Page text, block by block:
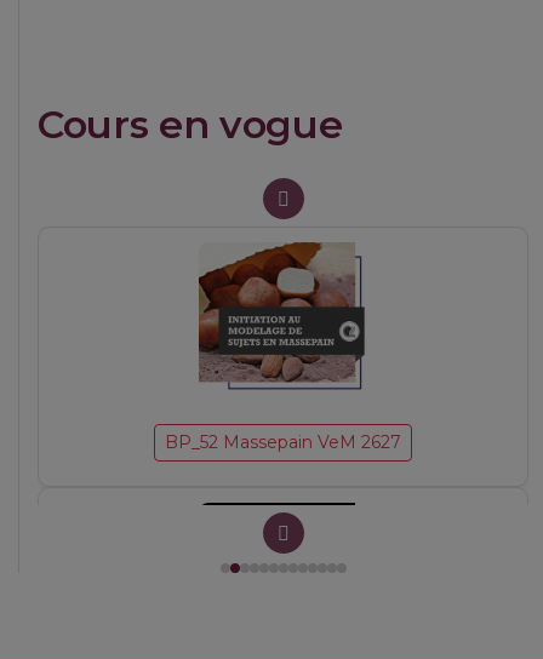
Cours en vogue
Tartes et garnitures
BP_52 Massepain VeM 2627